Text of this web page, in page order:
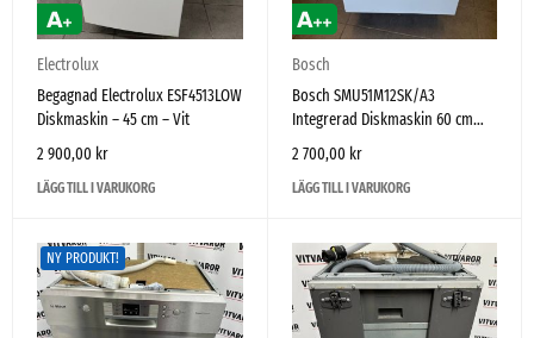
Electrolux
Begagnad Electrolux ESF4513LOW
Diskmaskin – 45 cm – Vit
2 900,00 kr
LÄGG TILL I VARUKORG
Bosch
Bosch SMU51M12SK/A3
Integrerad Diskmaskin 60 cm
Zeolith – Mycket fint skick
2 700,00 kr
LÄGG TILL I VARUKORG
NY PRODUKT!